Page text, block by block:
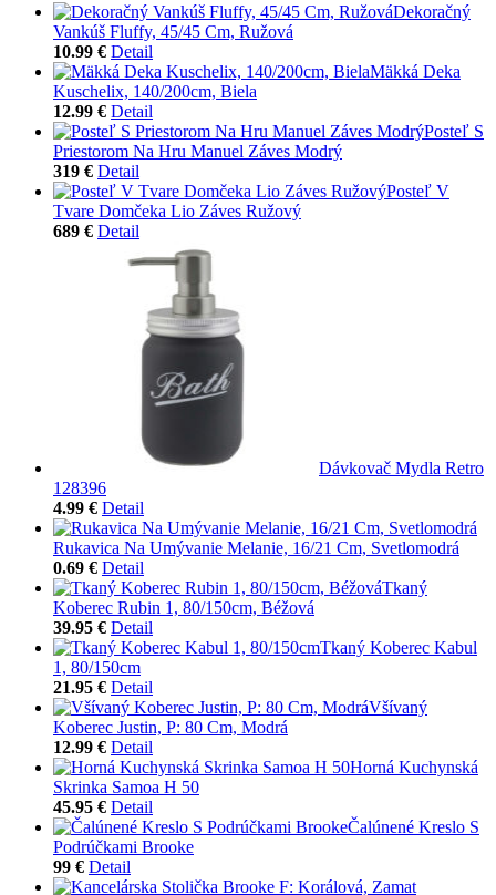
Dekoračný
Vankúš Fluffy, 45/45 Cm, Ružová
10.99 € Detail
Mäkká Deka
Kuschelix, 140/200cm, Biela
12.99 € Detail
Posteľ S
Priestorom Na Hru Manuel Záves Modrý
319 € Detail
Posteľ V
Tvare Domčeka Lio Záves Ružový
689 € Detail
Dávkovač Mydla Retro
128396
4.99 € Detail
Rukavica Na Umývanie Melanie, 16/21 Cm, Svetlomodrá
0.69 € Detail
Tkaný
Koberec Rubin 1, 80/150cm, Béžová
39.95 € Detail
Tkaný Koberec Kabul
1, 80/150cm
21.95 € Detail
Všívaný
Koberec Justin, P: 80 Cm, Modrá
12.99 € Detail
Horná Kuchynská
Skrinka Samoa H 50
45.95 € Detail
Čalúnené Kreslo S
Podrúčkami Brooke
99 € Detail